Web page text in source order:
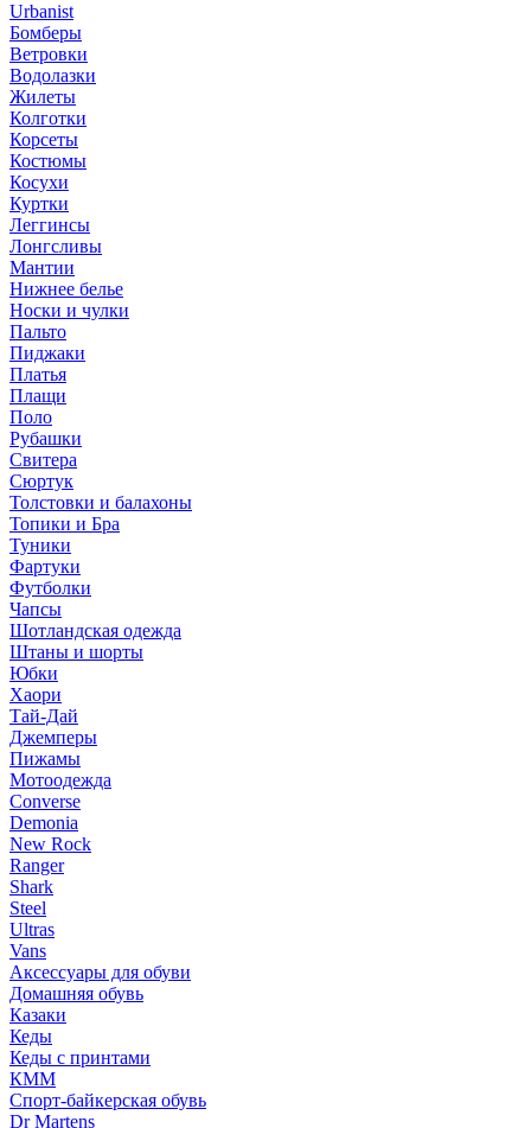
Urbanist
Бомберы
Ветровки
Водолазки
Жилеты
Колготки
Корсеты
Костюмы
Косухи
Куртки
Леггинсы
Лонгсливы
Мантии
Нижнее белье
Носки и чулки
Пальто
Пиджаки
Платья
Плащи
Поло
Рубашки
Свитера
Сюртук
Толстовки и балахоны
Топики и Бра
Туники
Фартуки
Футболки
Чапсы
Шотландская одежда
Штаны и шорты
Юбки
Хаори
Тай-Дай
Джемперы
Пижамы
Мотоодежда
Converse
Demonia
New Rock
Ranger
Shark
Steel
Ultras
Vans
Аксессуары для обуви
Домашняя обувь
Казаки
Кеды
Кеды с принтами
КММ
Спорт-байкерская обувь
Dr Martens